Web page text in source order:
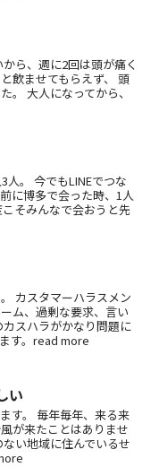
ら、週に2回は頭が痛く
飲ませてもらえず、 頭
。 大人になってから、
人。 今でもLINEでつな
に博多で会った時、1人
そみんなで会おうと先
カスタマーハラスメン
ム、過剰な要求、言い
スハラがかなり問題に
す。read more
い
す。 毎年毎年、来る来
が来たことはありませ
い地域に住んでいるせ